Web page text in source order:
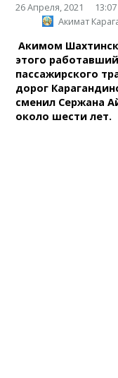
26 Апреля, 2021
13:07
Акимат
Акимом
этого
пассажирского
дорог
сменил Сержана
около шести лет.